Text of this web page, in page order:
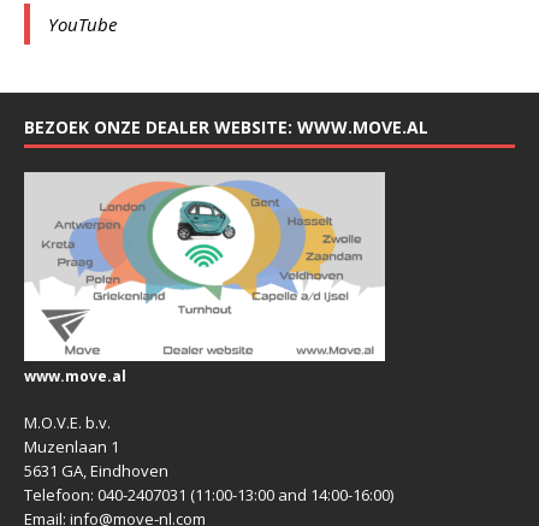
YouTube
BEZOEK ONZE DEALER WEBSITE: WWW.MOVE.AL
www.move.al
M.O.V.E. b.v.
Muzenlaan 1
5631 GA, Eindhoven
Telefoon: 040-2407031 (11:00-13:00 and 14:00-16:00)
Email: info@move-nl.com